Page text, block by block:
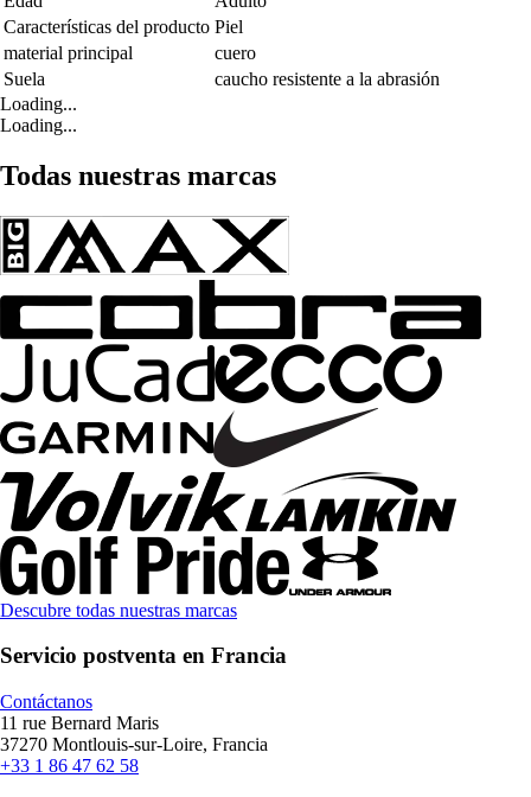
Características del producto Piel
material principal
cuero
Suela
caucho resistente a la abrasión
Loading...
Loading...
Todas nuestras marcas
Descubre todas nuestras marcas
Servicio postventa en Francia
Contáctanos
11 rue Bernard Maris
37270 Montlouis-sur-Loire, Francia
+33 1 86 47 62 58